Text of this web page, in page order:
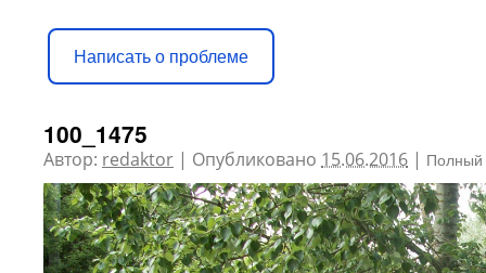
Написать о проблеме
100_1475
Автор: redaktor | Опубликовано 15.06.2016 |